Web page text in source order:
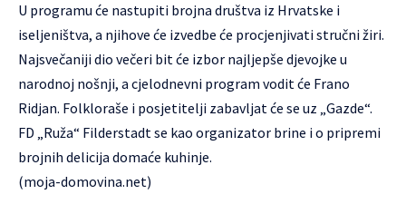
U programu će nastupiti brojna društva iz Hrvatske i
iseljeništva, a njihove će izvedbe će procjenjivati stručni žiri.
Najsvečaniji dio večeri bit će izbor najljepše djevojke u
narodnoj nošnji, a cjelodnevni program vodit će Frano
Ridjan. Folkloraše i posjetitelji zabavljat će se uz „Gazde“.
FD „Ruža“ Filderstadt se kao organizator brine i o pripremi
brojnih delicija domaće kuhinje.
(moja-domovina.net)